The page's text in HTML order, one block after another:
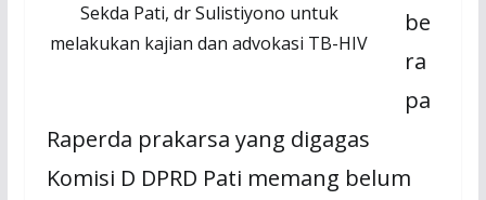
Sekda Pati, dr Sulistiyono untuk
melakukan kajian dan advokasi TB-HIV
be
ra
pa
Raperda prakarsa yang digagas
Komisi D DPRD Pati memang belum